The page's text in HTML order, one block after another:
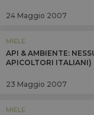
24 Maggio 2007
MIELE
API & AMBIENTE:
APICOLTORI ITALIANI)
23 Maggio 2007
MIELE